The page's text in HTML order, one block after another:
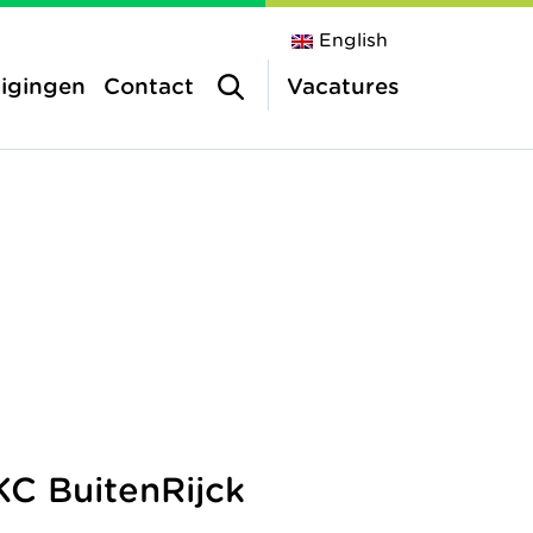
English
Contact Vacatures
BuitenRijck